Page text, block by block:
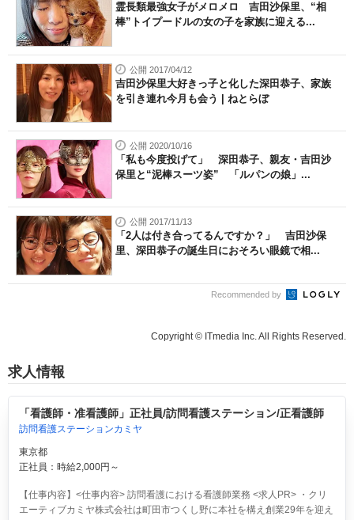
霊長類最強女子がメロメロ 吉田沙保里、“相
棒”トイプードルの女の子を家族に迎える...
公開 2017/04/12
吉田沙保里大好きっ子と化した深田恭子、家族
を引き連れ今月も会う | ねとらぼ
公開 2020/10/16
「私も今度投げて」 深田恭子、親友・吉田沙
保里と“泥棒スーツ姿” 「ルパンの娘」...
公開 2017/11/13
「2人は付き合ってるんですか？」 吉田沙保
里、深田恭子の誕生日におそろい眼鏡で相...
Recommended by
Copyright © ITmedia Inc. All Rights Reserved.
求人情報
「看護師・准看護師」正社員/訪問看護ステーション/正看護師
訪問看護ステーションカミヤ
東京都
正社員：時給2,000円～
【仕事内容】<仕事内容> 訪問看護における看護師業務 <求人PR> ・クリ
エーティブカミヤ株式会社は町田市つくし野に本社を構え創業29年を迎え